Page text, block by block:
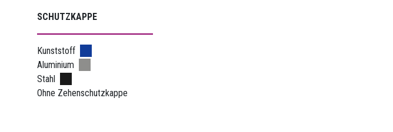
SCHUTZKAPPE
Kunststoff
Aluminium
Stahl
Ohne Zehenschutzkappe